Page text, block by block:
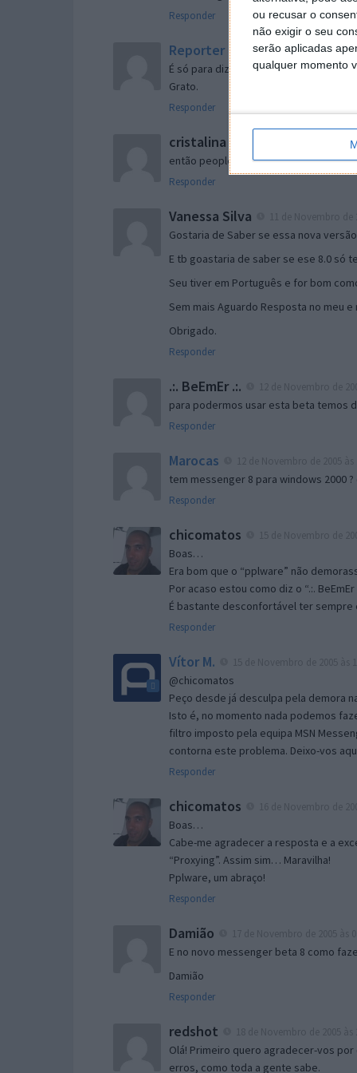
ou recusar o
não exigir o seu
serão aplicadas
qualquer momento
Responder
Reporter 7 de Novembro de 2005 às
É só para dizer que ainda não me
Grato.
Responder
cristalina 11 de Novembro de 2005
então people
Responder
Vanessa Silva
Gostaria de Saber se essa nova
E tb goastaria de saber se ese 8.0 só
Seu tiver em Português e for bom
Sem mais Aguardo Resposta no meu e
Obrigado.
Responder
.:. BeEmEr .:.
para podermos usar esta beta temos
Responder
Marocas
tem messenger 8 para windows 2000
Responder
chicomatos
Boas…
Era bom que o “pplware” não
Por acaso estou como diz o “.:.
É bastante desconfortável ter sempre
Responder
Vítor M.
@chicomatos
Peço desde já desculpa pela demora
Isto é, no momento nada podemos
filtro imposto pela equipa MSN
contorna este problema. Deixo-vos
Responder
chicomatos
Boas…
Cabe-me agradecer a resposta e a
“Proxying”. Assim sim… Maravilha!
Pplware, um abraço!
Responder
Damião
E no novo messenger beta 8 como
Damião
Responder
redshot
Olá! Primeiro quero agradecer-vos
erros, como toda a gente sabe.